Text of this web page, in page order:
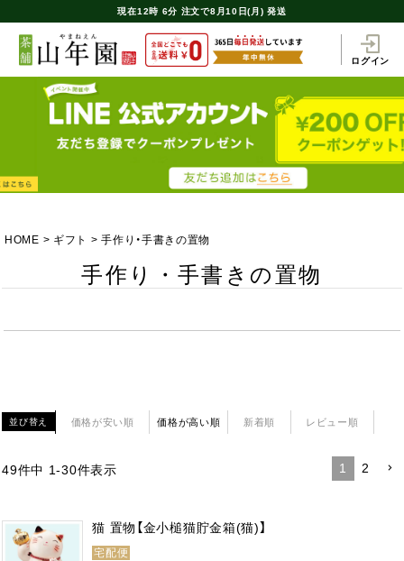
現在12時 6分 注文で8月10日(月) 発送
ログイン
HOME ギフト 手作り・手書きの置物
手作り・手書きの置物
並び替え 価格が安い順 価格が高い順 新着順 レビュー順
49件中 1-30件表示 1 2
猫 置物【金小槌猫貯金箱(猫)】
宅配便